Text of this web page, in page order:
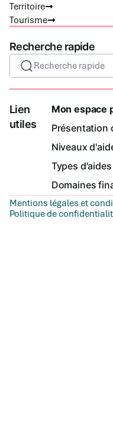
Territoire
Tourisme
Recherche rapide
Recherche rapide
Lien
utiles
Mon espace
Présentation
Niveaux
Types
Domaines
Mentions légales et
Politique de